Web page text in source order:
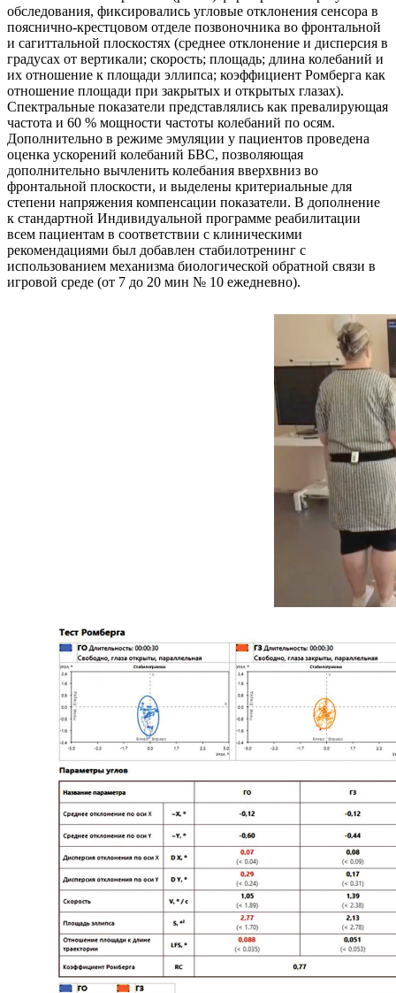
обследования, фиксировались угловые отклонения сенсора в
пояснично-крестцовом отделе позвоночника во фронтальной
и сагиттальной плоскостях (среднее отклонение и дисперсия в
градусах от вертикали; скорость; площадь; длина колебаний и
их отношение к площади эллипса; коэффициент Ромберга как
отношение площади при закрытых и открытых глазах).
Спектральные показатели представлялись как превалирующая
частота и 60 % мощности частоты колебаний по осям.
Дополнительно в режиме эмуляции у пациентов проведена
оценка ускорений колебаний БВС, позволяющая
дополнительно вычленить колебания вверхвниз во
фронтальной плоскости, и выделены критериальные для
степени напряжения компенсации показатели. В дополнение
к стандартной Индивидуальной программе реабилитации
всем пациентам в соответствии с клиническими
рекомендациями был добавлен стабилотренинг с
использованием механизма биологической обратной связи в
игровой среде (от 7 до 20 мин № 10 ежедневно).